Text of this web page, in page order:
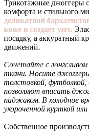
Трикотажные джоггеры
комфорта и стильного
деликатной
коже и создает уют.
посадку, а аккуратный
движений.
Сочетайте с
ткани. Носите
толстовкой,
позволяют вписать
пиджаком. В холодное
укороченной курткой
Собственное